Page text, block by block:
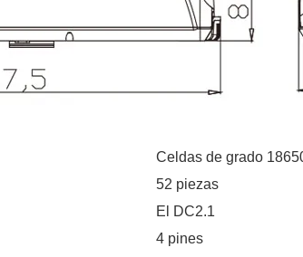
Celdas de grado
52 piezas
El DC2.1
4 pines